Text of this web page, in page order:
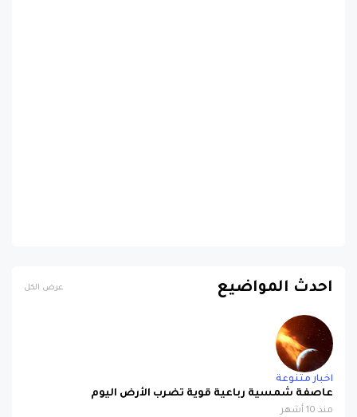
اخبار متنوعة
عاصفة شمسية رباعية قوية تضرب الأرض اليوم
منذ 10 أشهر